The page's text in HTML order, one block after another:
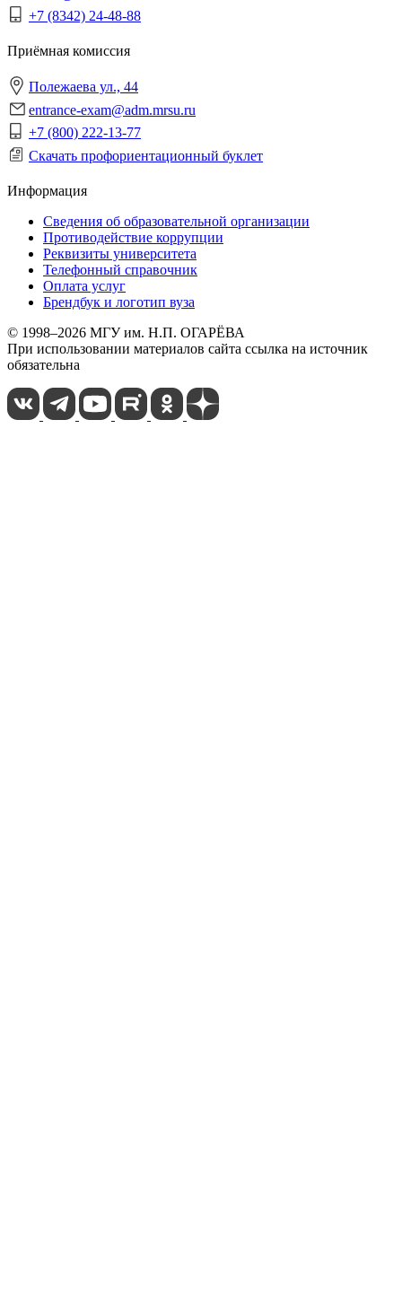
+7 (8342) 24-48-88
Приёмная комиссия
Полежаева ул., 44
entrance-exam@adm.mrsu.ru
+7 (800) 222-13-77
Скачать профориентационный буклет
Информация
Сведения об образовательной организации
Противодействие коррупции
Реквизиты университета
Телефонный справочник
Оплата услуг
Брендбук и логотип вуза
© 1998–2026 МГУ им. Н.П. ОГАРЁВА
При использовании материалов сайта ссылка на источник
обязательна